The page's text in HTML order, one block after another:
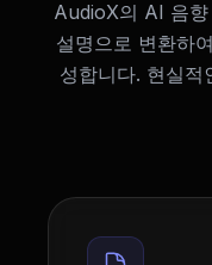
AudioX의 AI 음
설명으로 변환하
성합니다. 현실